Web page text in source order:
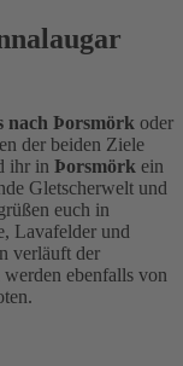
nach Þorsmörk oder
der beiden Ziele
ihr in Þorsmörk ein
Gletscherwelt und
euch in
Lavafelder und
verläuft der
ebenfalls von